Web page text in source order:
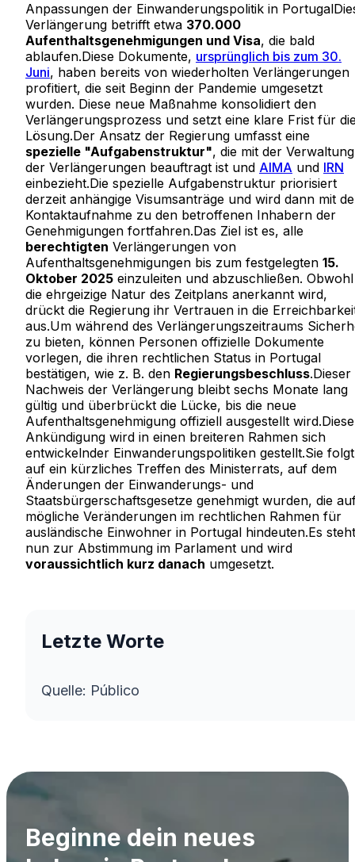
Anpassungen der Einwanderungspolitik in
Verlängerung betrifft etwa 370.000
Aufenthaltsgenehmigungen und Visa, die bald
ablaufen.Diese Dokumente, ursprünglich bis zum 30.
Juni, haben bereits von wiederholten Verlängerungen
profitiert, die seit Beginn der Pandemie umgesetzt
wurden. Diese neue Maßnahme konsolidiert den
Verlängerungsprozess und setzt eine klare Frist für
Lösung.Der Ansatz der Regierung umfasst eine
spezielle "Aufgabenstruktur", die mit der Verwaltung
der Verlängerungen beauftragt ist und AIMA und IRN
einbezieht.Die spezielle Aufgabenstruktur priorisiert
derzeit anhängige Visumsanträge und wird dann mit
Kontaktaufnahme zu den betroffenen Inhabern der
Genehmigungen fortfahren.Das Ziel ist es, alle
berechtigten Verlängerungen von
Aufenthaltsgenehmigungen bis zum festgelegten 15.
Oktober 2025 einzuleiten und abzuschließen. Obwohl
die ehrgeizige Natur des Zeitplans anerkannt wird,
drückt die Regierung ihr Vertrauen in die
aus.Um während des Verlängerungszeitraums
zu bieten, können Personen offizielle Dokumente
vorlegen, die ihren rechtlichen Status in Portugal
bestätigen, wie z. B. den Regierungsbeschluss.Dieser
Nachweis der Verlängerung bleibt sechs Monate lang
gültig und überbrückt die Lücke, bis die neue
Aufenthaltsgenehmigung offiziell ausgestellt wird.Diese
Ankündigung wird in einen breiteren Rahmen sich
entwickelnder Einwanderungspolitiken gestellt.Sie folgt
auf ein kürzliches Treffen des Ministerrats, auf dem
Änderungen der Einwanderungs- und
Staatsbürgerschaftsgesetze genehmigt wurden, die
mögliche Veränderungen im rechtlichen Rahmen für
ausländische Einwohner in Portugal hindeuten.Es steht
nun zur Abstimmung im Parlament und wird
voraussichtlich kurz danach umgesetzt.
Letzte Worte
Quelle: Público
Beginne dein neues